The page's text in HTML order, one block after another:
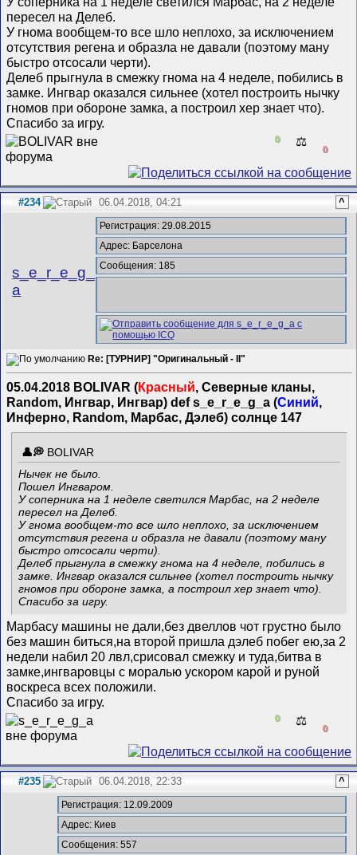
пересел на Делеб.
У гнома вообщем-то все шло неплохо, за исключением
отсутствия регена и образла не давали (поэтому ману
быстро отсосали черти).
Делеб прыгнула в смежку гнома на 4 неделе, побились в
замке. Ингвар оказался сильнее (хотел построить нычку
гномов при обороне замка, а построил хер знает что).
Спасибо за игру.
0 ⚖️
0
#234 06.04.2018, 04:21 ^
s_e_r_e_g_
a
Регистрация: 29.08.2015
Адрес: Барселона
Сообщения: 185
Re: [ТУРНИР] "Оригинальный - II"
05.04.2018 BOLIVAR (Красный, Северные кланы,
Random, Ингвар, Ингвар) def s_e_r_e_g_a (Синий,
Инферно, Random, Марбас, Дэлеб) солнце 147
BOLIVAR
Нычек не было.
Пошел Ингваром.
У соперника на 1 неделе светился Марбас, на 2 неделе
пересел на Делеб.
У гнома вообщем-то все шло неплохо, за исключением
отсутствия регена и образла не давали (поэтому ману
быстро отсосали черти).
Делеб прыгнула в смежку гнома на 4 неделе, побились в
замке. Ингвар оказался сильнее (хотел построить нычку
гномов при обороне замка, а построил хер знает что).
Спасибо за игру.
Марбасу машины не дали,без двеллов чот грустно было
без машин биться,на второй пришла дэлеб побег ею,за 2
недели набил 20 лвл,срисовал смежку и туда,битва в
замке,ингваровцы с моралью ускором карой и руной
воскреса всех положили.
Спасибо за игру.
0 ⚖️
0
#235 06.04.2018, 22:33 ^
Регистрация: 12.09.2009
Адрес: Киев
Сообщения: 557